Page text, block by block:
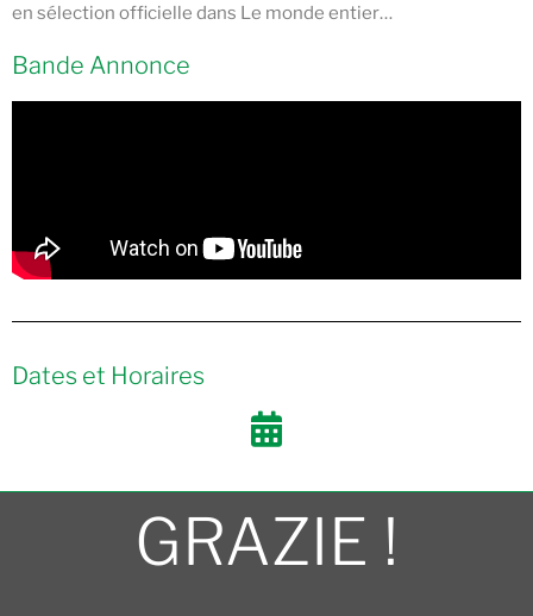
en sélection officielle dans Le monde entier…
Bande Annonce
Dates et Horaires
GRAZIE !